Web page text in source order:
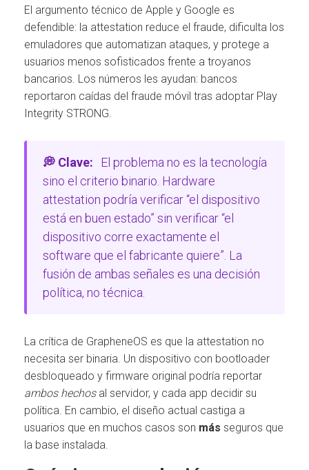
El argumento técnico de Apple y Google es
defendible: la attestation reduce el fraude, dificulta los
emuladores que automatizan ataques, y protege a
usuarios menos sofisticados frente a troyanos
bancarios. Los números les ayudan: bancos
reportaron caídas del fraude móvil tras adoptar Play
Integrity STRONG.
💭 Clave:
El problema no es la tecnología
sino el criterio binario. Hardware
attestation podría verificar “el dispositivo
está en buen estado” sin verificar “el
dispositivo corre exactamente el
software que el fabricante quiere”. La
fusión de ambas señales es una decisión
política, no técnica.
La crítica de GrapheneOS es que la attestation no
necesita ser binaria. Un dispositivo con bootloader
desbloqueado y firmware original podría reportar
ambos hechosal servidor, y cada app decidir su
política. En cambio, el diseño actual castiga a
usuarios que en muchos casos son más seguros que
la base instalada.